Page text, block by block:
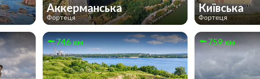
Аккерманська
Фортеця
Київська
Фортеця
746 км 759 км